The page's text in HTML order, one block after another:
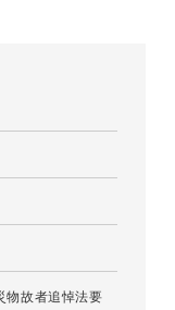
物故者追悼法要